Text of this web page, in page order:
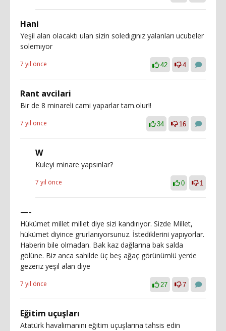
Hani
Yeşil alan olacaktı ulan sizin soledıgınız yalanları ucubeler
solemıyor
7 yıl önce 42 4
Rant avcilari
Bir de 8 minareli cami yaparlar tam.olur!!
7 yıl önce 34 16
W
Kuleyi minare yapsınlar?
7 yıl önce 0 1
—-
Hükümet millet millet diye sizi kandırıyor. Sizde Millet,
hükümet diyince grurlanıyorsunuz. İstediklerini yapıyorlar.
Haberin bile olmadan. Bak kaz dağlarına bak salda
gölüne. Biz anca sahilde üç beş ağaç görünümlü yerde
gezeriz yeşil alan diye
7 yıl önce 27 7
Eğitim uçuşları
Atatürk havalimanını eğitim uçuşlarına tahsis edin